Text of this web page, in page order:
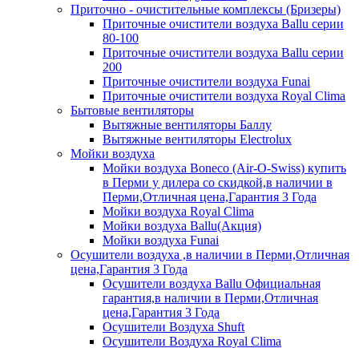
Приточно - очистительные комплексы (Бризеры)
Приточные очистители воздуха Ballu серии
80-100
Приточные очистители воздуха Ballu серии
200
Приточные очистители воздуха Funai
Приточные очистители воздуха Royal Clima
Бытовые вентиляторы
Вытяжные вентиляторы Баллу
Вытяжные вентиляторы Electrolux
Мойки воздуха
Мойки воздуха Boneco (Air-O-Swiss) купить
в Перми у дилера со скидкой,в наличии в
Перми,Отличная цена,Гарантия 3 Года
Мойки воздуха Royal Clima
Мойки воздуха Ballu(Акция)
Мойки воздуха Funai
Осушители воздуха ,в наличии в Перми,Отличная
цена,Гарантия 3 Года
Осушители воздуха Ballu Официальная
гарантия,в наличии в Перми,Отличная
цена,Гарантия 3 Года
Осушители Воздуха Shuft
Осушители Воздуха Royal Clima